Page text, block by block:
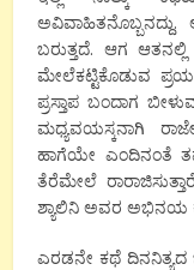
ಅವಿವಾಹಿತನೊಬ್ಬನದ್ದು.
ಬರುತ್ತದೆ. ಆಗ
ಮೇಲೆಕಟ್ಟಿಕೊಡುವ
ಪ್ರಸ್ತಾಪ ಬಂದಾಗ
ಮಧ್ಯವಯಸ್ಕನಾಗಿ
ಹಾಗೆಯೇ ಎಂದಿನಂತೆ
ತೆರೆಮೇಲೆ
ಶ್ಯಾಲಿನಿ ಅವರ ಅಭಿನಯ
ಎರಡನೇ ಕಥೆ ದಿನನಿತ್ಯದ